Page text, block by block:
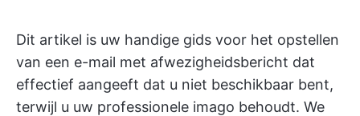
Dit artikel is uw handige gids voor het opstellen
van een e-mail met afwezigheidsbericht dat
effectief aangeeft dat u niet beschikbaar bent,
terwijl u uw professionele imago behoudt. We